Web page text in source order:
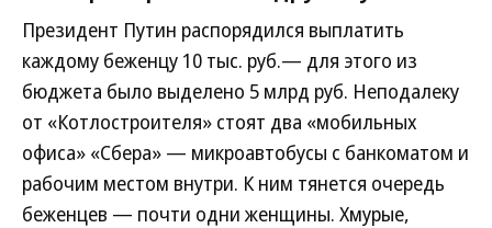
Президент Путин распорядился выплатить
каждому беженцу 10 тыс. руб.— для этого из
бюджета было выделено 5 млрд руб. Неподалеку
от «Котлостроителя» стоят два «мобильных
офиса» «Сбера» — микроавтобусы с банкоматом и
рабочим местом внутри. К ним тянется очередь
беженцев — почти одни женщины. Хмурые,